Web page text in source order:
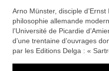
Arno Münster, disciple
philosophie allemande
l’Université de Picardie
d’une trentaine d’ouvrages
par les Editions Delga : «